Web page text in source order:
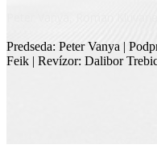
Predseda: Peter Vanya |
Feik | Revízor: Dalibor